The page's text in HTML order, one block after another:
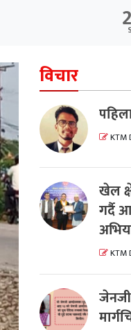
विचार
KTM
खेल
गर्दै
KTM